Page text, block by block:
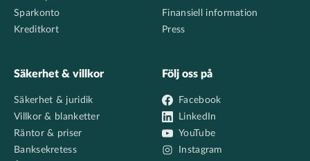
Sparkonto
Kreditkort
Finansiell information
Press
Säkerhet & villkor
Säkerhet & juridik
Villkor & blanketter
Räntor & priser
Banksekretess
Följ oss på
Facebook
LinkedIn
YouTube
Instagram